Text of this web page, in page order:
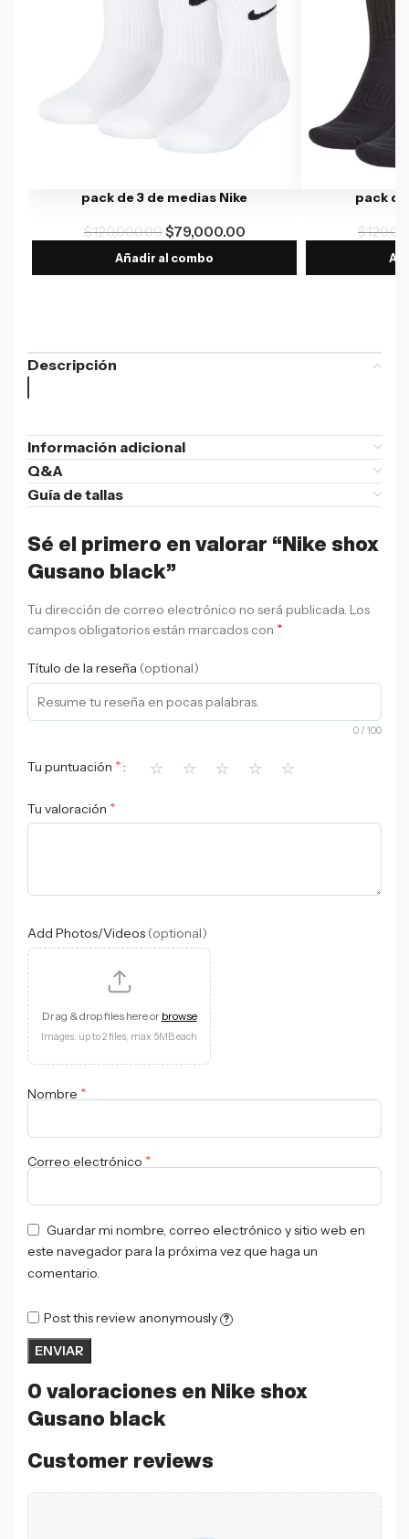
pack de 3 de medias Nike
$120,000.00$79,000.00
Añadir al combo
pack
$
Descripción
Información adicional
Q&A
Guía de tallas
0 valoraciones en Nike shox
Gusano black
Customer reviews
Sé el primero en valorar “Nike shox
Gusano black”
Tu dirección de correo electrónico no será publicada. Los
campos obligatorios están marcados con *
Título de la reseña (optional)
0 / 100
Tu puntuación * ⭐ ⭐ ⭐ ⭐ ⭐
Tu valoración *
Add Photos/Videos (optional)
Drag & drop files here or browse
Images: up to 2 files, max 5MB each
Nombre *
Correo electrónico *
Guardar mi nombre, correo electrónico y sitio web en
este navegador para la próxima vez que haga un
comentario.
Post this review anonymously ?